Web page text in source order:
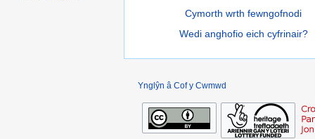
Cymorth wrth fewngofnodi
Wedi anghofio eich cyfrinair?
Ynglŷn â Cof y Cwmwd